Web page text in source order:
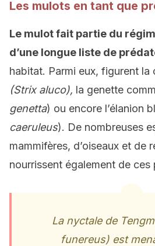
Les mulots en tant que
Le mulot fait partie du
d’une longue liste de
habitat. Parmi eux, figurent la
(Strix aluco), la genette
genetta) ou encore l’élanion
caeruleus). De nombreuses
mammifères, d’oiseaux et de
nourrissent également de ces
La nyctale de
funereus) est